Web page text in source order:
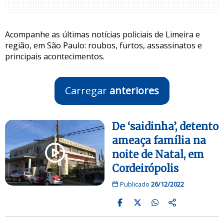
Acompanhe as últimas notícias policiais de Limeira e
região, em São Paulo: roubos, furtos, assassinatos e
principais acontecimentos.
Carregar anteriores
De ‘saidinha’, detento
ameaça família na
noite de Natal, em
Cordeirópolis
Publicado 26/12/2022